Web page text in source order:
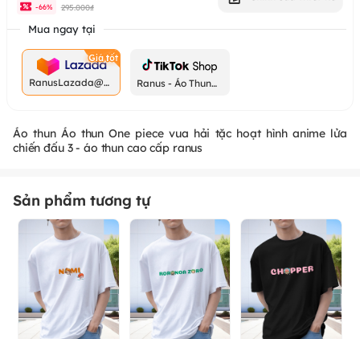
-66% 295.000₫
Mua ngay tại
RanusLazada@g
mail.com
Ranus - Áo Thun
Áo thun Áo thun One piece vua hải tặc hoạt hình anime lửa
chiến đấu 3 - áo thun cao cấp ranus
Sản phẩm tương tự